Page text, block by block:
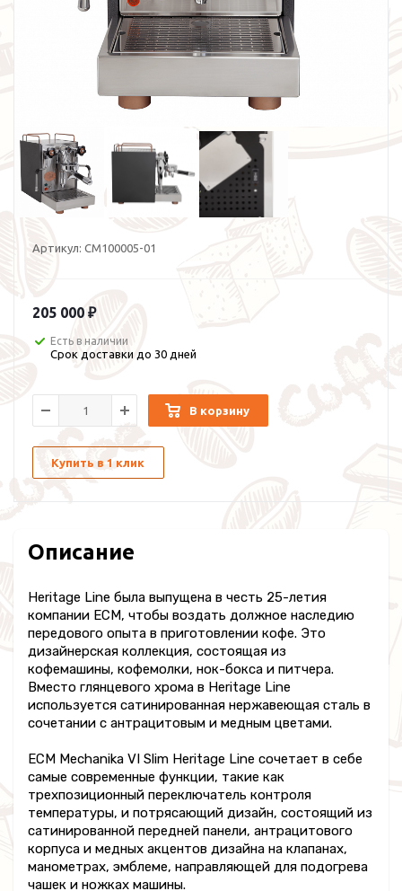
Артикул: CM100005-01
205 000 ₽
Есть в наличии
Срок доставки до 30 дней
В корзину
Купить в 1 клик
Описание
Heritage Line была выпущена в честь 25-летия
компании ECM, чтобы воздать должное наследию
передового опыта в приготовлении кофе. Это
дизайнерская коллекция, состоящая из
кофемашины, кофемолки, нок-бокса и питчера.
Вместо глянцевого хрома в Heritage Line
используется сатинированная нержавеющая сталь в
сочетании с антрацитовым и медным цветами.
ECM Mechanika VI Slim Heritage Line сочетает в себе
самые современные функции, такие как
трехпозиционный переключатель контроля
температуры, и потрясающий дизайн, состоящий из
сатинированной передней панели, антрацитового
корпуса и медных акцентов дизайна на клапанах,
манометрах, эмблеме, направляющей для подогрева
чашек и ножках машины.